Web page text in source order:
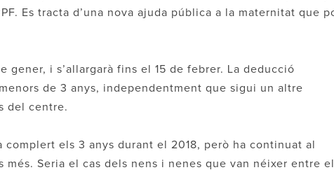
Es tracta d’una nova ajuda pública a la maternitat que
gener, i s’allargarà fins el 15 de febrer. La deducció
de 3 anys, independentment que sigui un altre
del centre.
complert els 3 anys durant el 2018, però ha continuat al
Seria el cas dels nens i nenes que van néixer entre el